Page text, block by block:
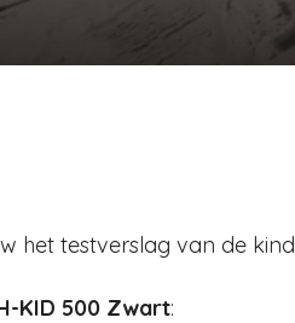
het testverslag van de
KID 500 Zwart: